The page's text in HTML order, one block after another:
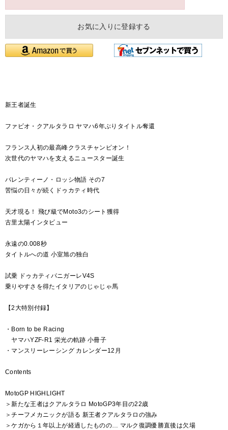
お気に入りに登録する
新王者誕生
ファビオ・クアルタラロ ヤマハ6年ぶりタイトル奪還
フランス人初の最高峰クラスチャンピオン！
次世代のヤマハを支えるニュースター誕生
バレンティーノ・ロッシ物語 その7
苦悩の日々が続くドゥカティ時代
天才現る！ 飛び級でMoto3のシート獲得
古里太陽インタビュー
永遠の0.008秒
タイトルへの道 小室旭の独白
試乗 ドゥカティパニガーレV4S
乗りやすさを得たイタリアのじゃじゃ馬
【2大特別付録】
・Born to be Racing
ヤマハYZF-R1 栄光の軌跡 小冊子
・マンスリーレーシング カレンダー12月
Contents
MotoGP HIGHLIGHT
＞新たな王者はクアルタラロ MotoGP3年目の22歳
＞チーフメカニックが語る 新王者クアルタラロの強み
＞ケガから１年以上が経過したものの… マルク復調優勝直後は欠場